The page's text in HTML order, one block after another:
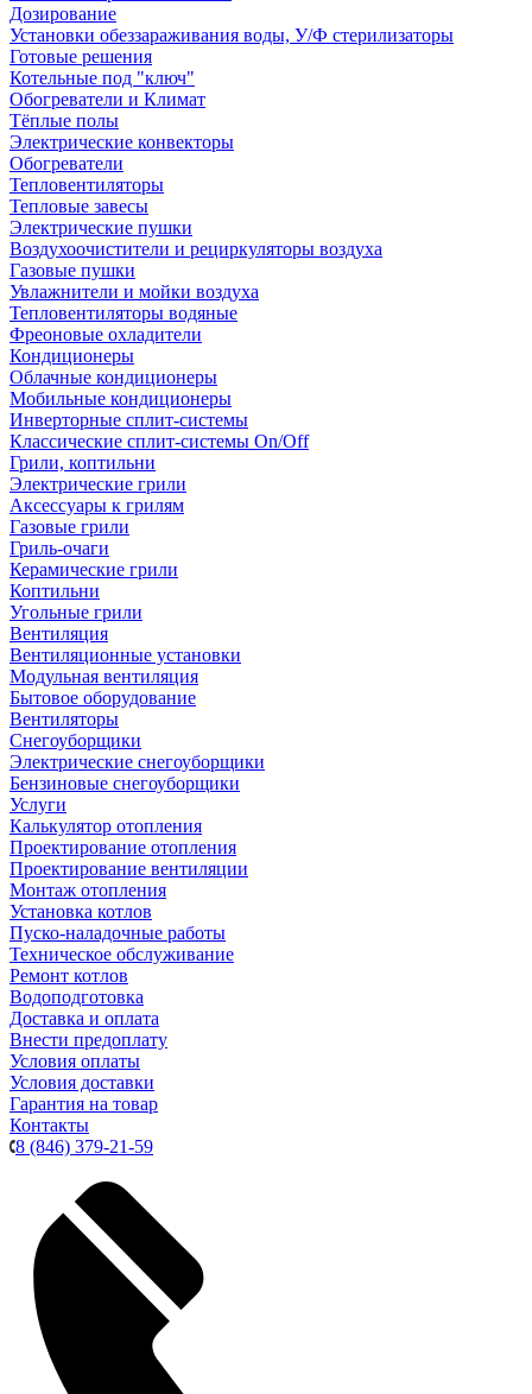
Дозирование
Установки обеззараживания воды, У/Ф стерилизаторы
Готовые решения
Котельные под "ключ"
Обогреватели и Климат
Тёплые полы
Электрические конвекторы
Обогреватели
Тепловентиляторы
Тепловые завесы
Электрические пушки
Воздухоочистители и рециркуляторы воздуха
Газовые пушки
Увлажнители и мойки воздуха
Тепловентиляторы водяные
Фреоновые охладители
Кондиционеры
Облачные кондиционеры
Мобильные кондиционеры
Инверторные сплит-системы
Классические сплит-системы On/Off
Грили, коптильни
Электрические грили
Аксессуары к грилям
Газовые грили
Гриль-очаги
Керамические грили
Коптильни
Угольные грили
Вентиляция
Вентиляционные установки
Модульная вентиляция
Бытовое оборудование
Вентиляторы
Снегоуборщики
Электрические снегоуборщики
Бензиновые снегоуборщики
Услуги
Калькулятор отопления
Проектирование отопления
Проектирование вентиляции
Монтаж отопления
Установка котлов
Пуско-наладочные работы
Техническое обслуживание
Ремонт котлов
Водоподготовка
Доставка и оплата
Внести предоплату
Условия оплаты
Условия доставки
Гарантия на товар
Контакты
8 (846) 379-21-59